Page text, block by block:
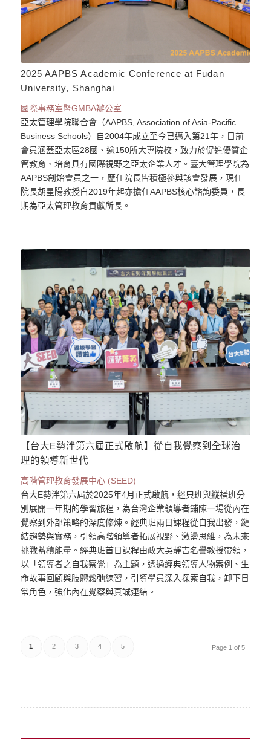
2025 AAPBS Academic Conference at Fudan
University, Shanghai
國際事務室暨GMBA辦公室
亞太管理學院聯合會（AAPBS, Association of Asia-Pacific
Business Schools）自2004年成立至今已邁入第21年，目前
會員涵蓋亞太區28國、逾150所大專院校，致力於促進優質企
管教育、培育具有國際視野之亞太企業人才。臺大管理學院為
AAPBS創始會員之一，歷任院長皆積極參與該會發展，現任
院長胡星陽教授自2019年起亦擔任AAPBS核心諮詢委員，長
期為亞太管理教育貢獻所長。
【台大E勢泮第六屆正式啟航】從自我覺察到全球治
理的領導新世代
高階管理教育發展中心 (SEED)
台大E勢泮第六屆於2025年4月正式啟航，經典班與縱橫班分
別展開一年期的學習旅程，為台灣企業領導者鋪陳一場從內在
覺察到外部策略的深度修煉。經典班兩日課程從自我出發，鏈
結趨勢與實務，引領高階領導者拓展視野、激盪思維，為未來
挑戰蓄積能量。經典班首日課程由政大吳靜吉名譽教授帶領，
以「領導者之自我察覺」為主題，透過經典領導人物案例、生
命故事回顧與肢體鬆弛練習，引導學員深入探索自我，卸下日
常角色，強化內在覺察與真誠連結。
Page 1 of 5
1 2 3 4 5